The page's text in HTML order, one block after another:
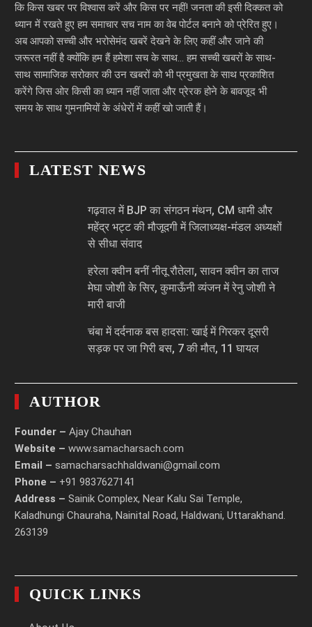
कि किस खबर पर विश्वास करें और किस पर नहीं! जनता की इसी दिक्कत को
ध्यान में रखते हुए हम समाचार सच नाम का वेब पोर्टल बनाने को प्रेरित हुए।
अब आपको सच्ची और भरोसेमंद खबरें देखने के लिए कहीं और जाने की
जरूरत नहीं है क्योंकि हम हैं हमेशा सच के साथ… हम सच्ची खबरों के साथ-
साथ सामाजिक सरोकार की उन खबरों को भी प्रमुखता के साथ प्रकाशित
करेंगे जिस ओर किसी का ध्यान नहीं जाता और प्रेरक होने के बावजूद भी
समय के साथ गुमनामियों के अंधेरों में कहीं खो जाती हैं।
LATEST NEWS
गढ़वाल में BJP का संगठन मंथन, CM धामी और
महेंद्र भट्ट की मौजूदगी में जिलाध्यक्ष-मंडल अध्यक्षों
से सीधा संवाद
हरेला क्वीन बनीं नीतू रौतेला, सावन क्वीन का ताज
मेघा जोशी के सिर, कुमाऊँनी व्यंजन में रेनु जोशी ने
मारी बाजी
चंबा में दर्दनाक बस हादसा: खाई में गिरकर दूसरी
सड़क पर जा गिरी बस, 7 की मौत, 11 घायल
AUTHOR
Founder – Ajay Chauhan
Website – www.samacharsach.com
Email – samacharsachhaldwani@gmail.com
Phone – +91 9837627141
Address – Sainik Complex, Near Kalu Sai Temple,
Kaladhungi Chauraha, Nainital Road, Haldwani, Uttarakhand.
263139
QUICK LINKS